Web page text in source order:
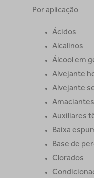
Por aplicação
Ácidos
Alcalinos
Álcool em
Alvejante
Alvejante
Amaciantes
Auxiliares
Baixa
Base de
Clorados